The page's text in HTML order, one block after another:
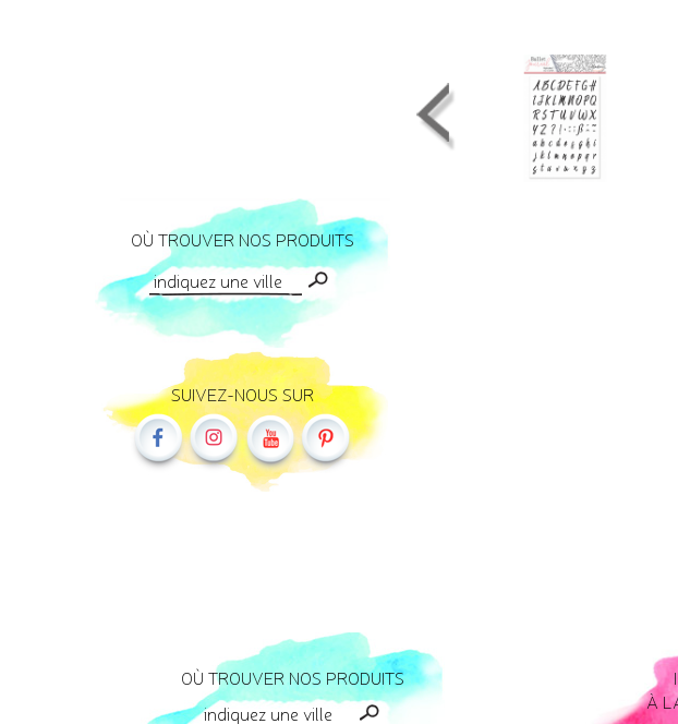
OÙ TROUVER NOS PRODUITS
SUIVEZ-NOUS SUR
OÙ TROUVER NOS PRODUITS
À